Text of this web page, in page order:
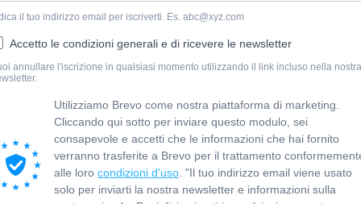
il tuo indirizzo email per iscriverti. Es. abc@xyz.com
Accetto le condizioni generali e di ricevere le newsletter
annullare l'iscrizione in qualsiasi momento utilizzando il link incluso nella nostra
Utilizziamo Brevo come nostra piattaforma di marketing.
Cliccando qui sotto per inviare questo modulo, sei
consapevole e accetti che le informazioni che hai fornito
verranno trasferite a Brevo per il trattamento
alle loro condizioni d'uso. "Il tuo indirizzo email viene usato
solo per inviarti la nostra newsletter e informazioni sulla